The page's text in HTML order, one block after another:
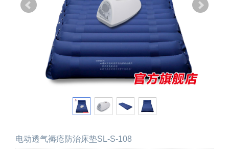
电动透气褥疮防治床垫SL-S-108